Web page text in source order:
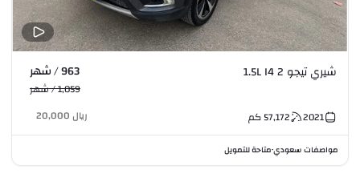
شيري تيجو 2 1.5L I4 963 / شهر
1,059 / شهر
2021
57,172كم ريال 20,000
مواصفات سعودي•متاحة للتمويل